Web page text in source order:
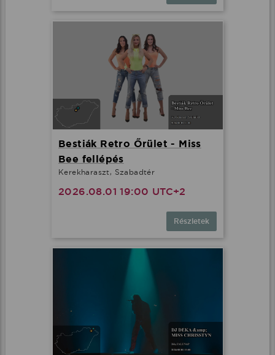
Bestiák Retro Őrület - Miss
Bee fellépés
Kerekharaszt, Szabadtér
2026.08.01 19:00 UTC+2
Részletek